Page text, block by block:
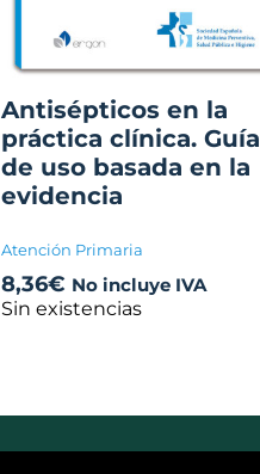
Antisépticos en la
práctica clínica. Guía
de uso basada en la
evidencia
Atención Primaria
8,36€ No incluye IVA
Sin existencias